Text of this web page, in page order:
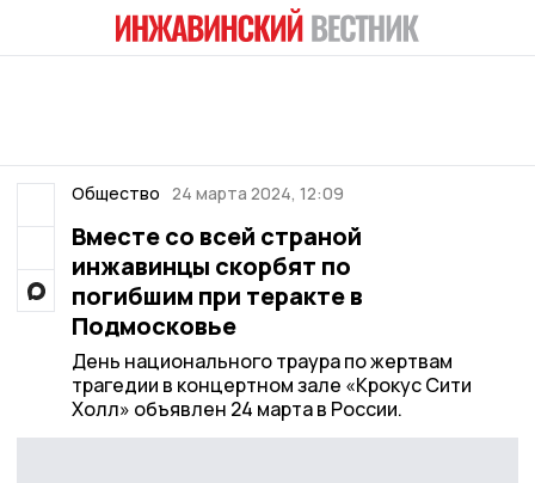
Общество 24 марта 2024, 12:09
Вместе со всей страной
инжавинцы скорбят по
погибшим при теракте в
Подмосковье
День национального траура по жертвам
трагедии в концертном зале «Крокус Сити
Холл» объявлен 24 марта в России.